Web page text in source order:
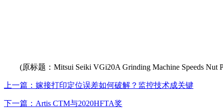
(原标题：Mitsui Seiki VGi20A Grinding Machine Speeds Nut
上一篇：嫁接打印定位误差如何破解？监控技术成关键
下一篇：Artis CTM与2020HFTA奖